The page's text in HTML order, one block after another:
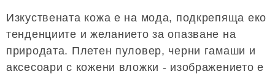
Изкуствената кожа е на мода, подкрепяща еко
тенденциите и желанието за опазване на
природата. Плетен пуловер, черни гамаши и
аксесоари с кожени вложки - изображението е